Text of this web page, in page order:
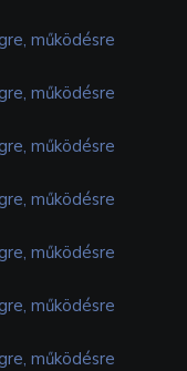
működésre
működésre
működésre
működésre
működésre
működésre
működésre